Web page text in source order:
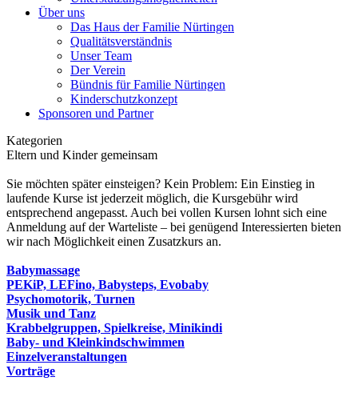
Über uns
Das Haus der Familie Nürtingen
Qualitätsverständnis
Unser Team
Der Verein
Bündnis für Familie Nürtingen
Kinderschutzkonzept
Sponsoren und Partner
Kategorien
Eltern und Kinder gemeinsam
Sie möchten später einsteigen? Kein Problem: Ein Einstieg in
laufende Kurse ist jederzeit möglich, die Kursgebühr wird
entsprechend angepasst. Auch bei vollen Kursen lohnt sich eine
Anmeldung auf der Warteliste – bei genügend Interessierten bieten
wir nach Möglichkeit einen Zusatzkurs an.
Babymassage
PEKiP, LEFino, Babysteps, Evobaby
Psychomotorik, Turnen
Musik und Tanz
Krabbelgruppen, Spielkreise, Minikindi
Baby- und Kleinkindschwimmen
Einzelveranstaltungen
Vorträge